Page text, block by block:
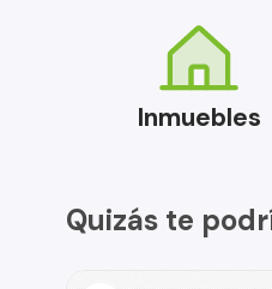
Inmuebles
Quizás te